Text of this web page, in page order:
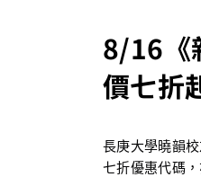
8/16《
價七折
長庚大學曉韻
七折優惠代碼